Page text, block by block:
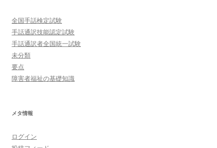
全国手話検定試験
手話通訳技能認定試験
手話通訳者全国統一試験
未分類
要点
障害者福祉の基礎知識
メタ情報
ログイン